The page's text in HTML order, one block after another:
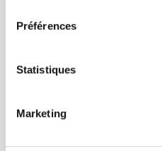
Préférences
Statistiques
Marketing125 x 79 x 27 mm -